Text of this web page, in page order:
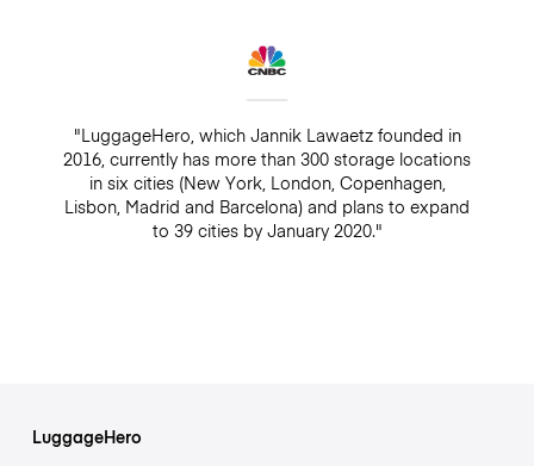
"LuggageHero, which Jannik Lawaetz founded in
2016, currently has more than 300 storage locations
in six cities (New York, London, Copenhagen,
Lisbon, Madrid and Barcelona) and plans to expand
to 39 cities by January 2020."
LuggageHero